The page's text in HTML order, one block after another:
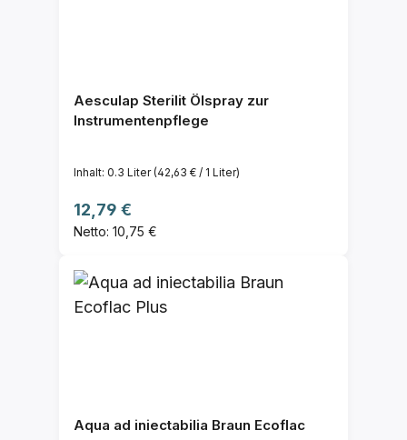
Aesculap Sterilit Ölspray zur
Instrumentenpflege
Inhalt: 0.3 Liter(42,63 € / 1 Liter)
Regulärer Preis:
12,79 €
Netto: 10,75 €
Aqua ad iniectabilia Braun Ecoflac